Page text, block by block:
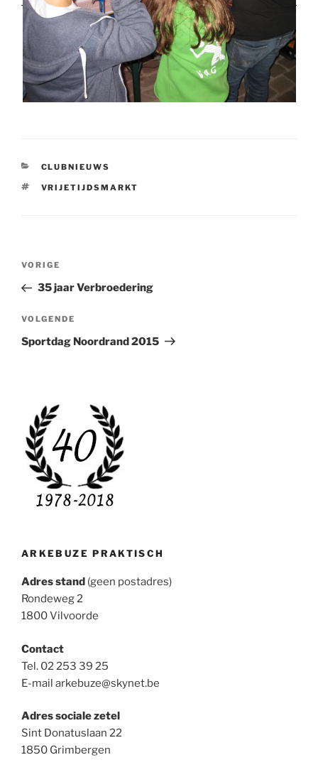
CATEGORIEËN
CLUBNIEUWS
TAGS
VRIJETIJDSMARKT
Bericht
Vorig
bericht
VORIGE
35 jaar Verbroedering
Volgend
bericht
VOLGENDE
Sportdag Noordrand 2015
ARKEBUZE PRAKTISCH
Adres stand (geen postadres)
Rondeweg 2
1800 Vilvoorde
Contact
Tel. 02 253 39 25
E-mail arkebuze@skynet.be
Adres sociale zetel
Sint Donatuslaan 22
1850 Grimbergen